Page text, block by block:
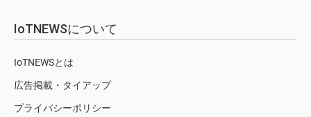
IoTNEWSについて
IoTNEWSとは
広告掲載・タイアップ
プライバシーポリシー